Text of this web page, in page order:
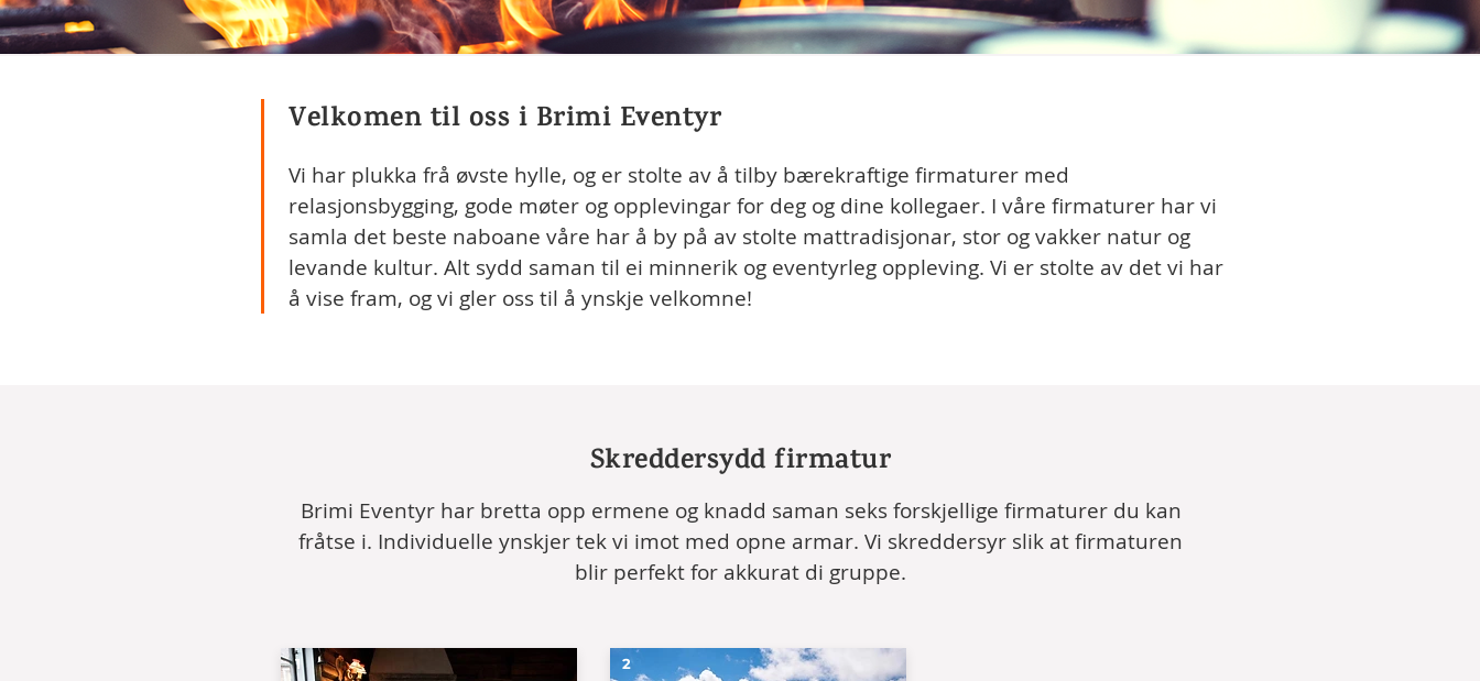
Velkomen til oss i Brimi Eventyr
Vi har plukka frå øvste hylle, og er stolte av å tilby bærekraftige firmaturer med
relasjonsbygging, gode møter og opplevingar for deg og dine kollegaer. I våre firmaturer har vi
samla det beste naboane våre har å by på av stolte mattradisjonar, stor og vakker natur og
levande kultur. Alt sydd saman til ei minnerik og eventyrleg oppleving. Vi er stolte av det vi har
å vise fram, og vi gler oss til å ynskje velkomne!
Skreddersydd firmatur
Brimi Eventyr har bretta opp ermene og knadd saman seks forskjellige firmaturer du kan
fråtse i. Individuelle ynskjer tek vi imot med opne armar. Vi skreddersyr slik at firmaturen
blir perfekt for akkurat di gruppe.
1 2